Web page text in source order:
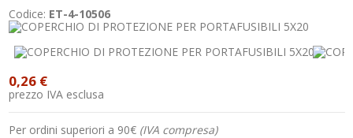
Codice: ET-4-10506
0,26 €
prezzo IVA esclusa
Per ordini superiori a 90€ (IVA compresa)